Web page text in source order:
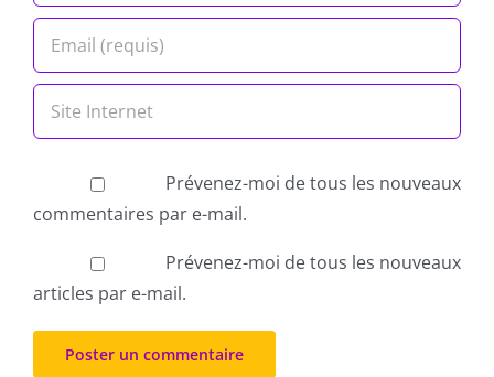
Prévenez-moi de tous les nouveaux
commentaires par e-mail.
Prévenez-moi de tous les nouveaux
articles par e-mail.